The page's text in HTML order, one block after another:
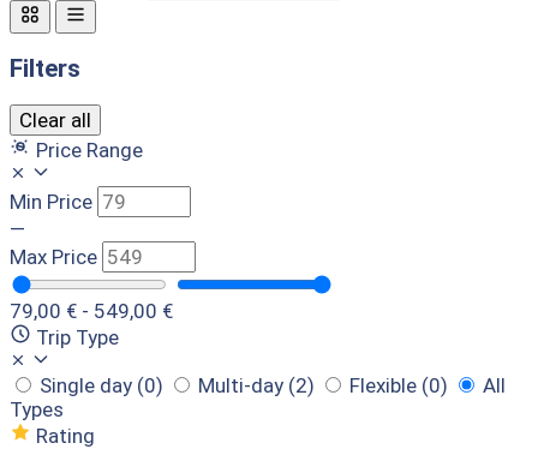
Filters
Clear all
Price Range
Min Price
—
Max Price
79,00 € - 549,00 €
Trip Type
Single day (0) Multi-day (2) Flexible (0)
All
Types
Rating